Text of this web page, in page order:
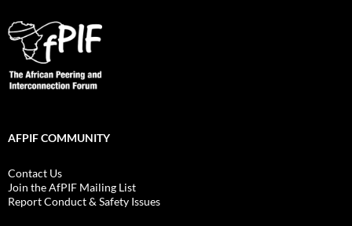
AFPIF COMMUNITY
Contact Us
Join the AfPIF Mailing List
Report Conduct & Safety Issues